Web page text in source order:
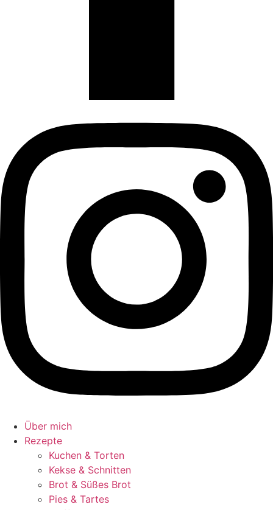
Über mich
Rezepte
Kuchen & Torten
Kekse & Schnitten
Brot & Süßes Brot
Pies & Tartes